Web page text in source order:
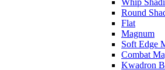
Round
Flat
Magnum
Soft Edge
Combat
Kwadron